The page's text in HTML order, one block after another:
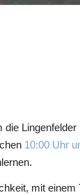
die
10:00 Uhr
mit einem